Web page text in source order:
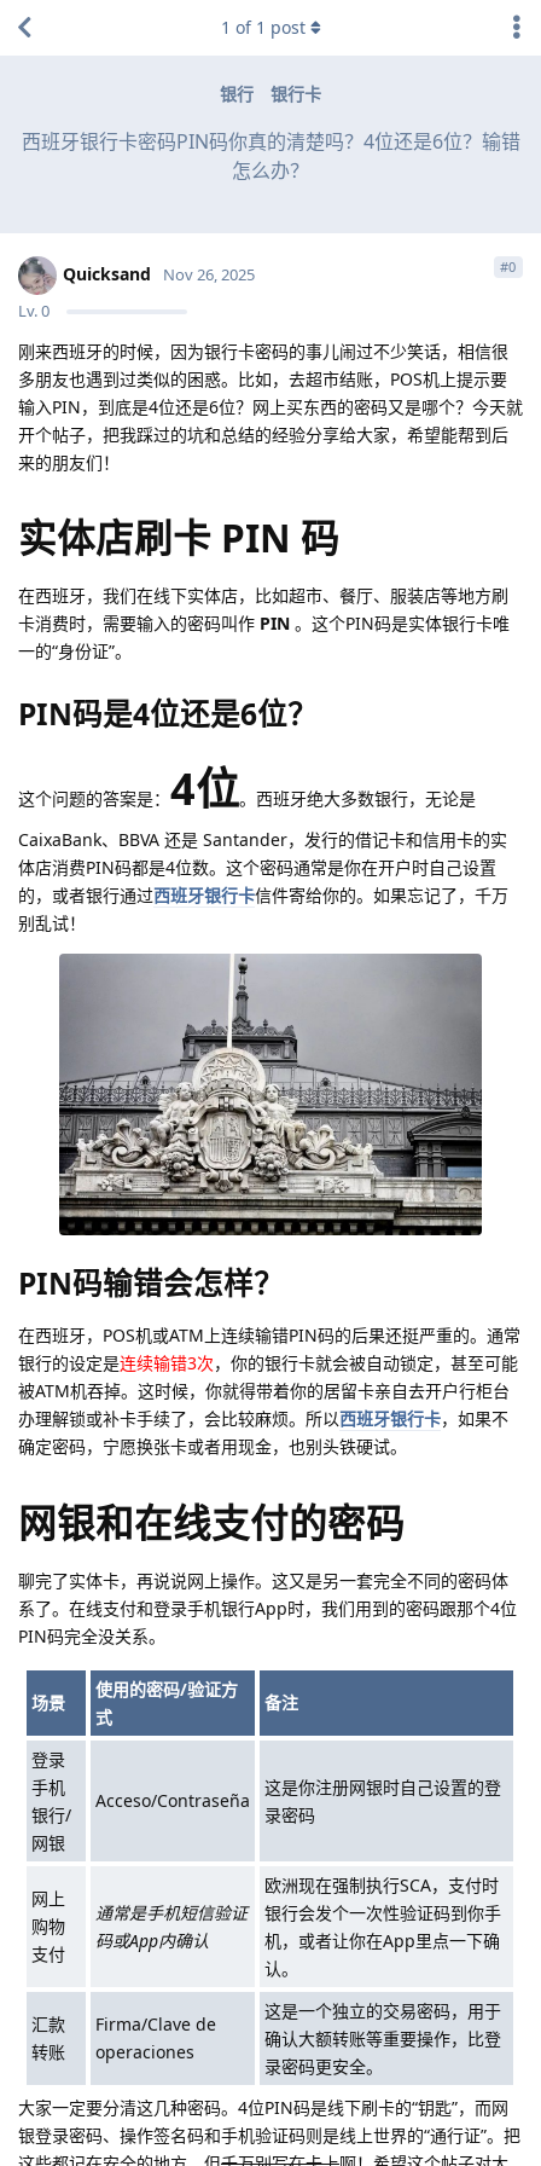
银行 银行卡
西班牙银行卡密码PIN码你真的清楚吗？4位还是6位？输错
怎么办？
1 of 1 post
Quicksand
Lv.0
Nov 26, 2025 #0
刚来西班牙的时候，因为银行卡密码的事儿闹过不少笑话，相信很
多朋友也遇到过类似的困惑。比如，去超市结账，POS机上提示要
输入PIN，到底是4位还是6位？网上买东西的密码又是哪个？今天就
开个帖子，把我踩过的坑和总结的经验分享给大家，希望能帮到后
来的朋友们！
实体店刷卡 PIN 码
在西班牙，我们在线下实体店，比如超市、餐厅、服装店等地方刷
卡消费时，需要输入的密码叫作 PIN 。这个PIN码是实体银行卡唯
一的“身份证”。
PIN码是4位还是6位？
这个问题的答案是： 4位。西班牙绝大多数银行，无论是
CaixaBank、BBVA 还是 Santander，发行的借记卡和信用卡的实
体店消费PIN码都是4位数。这个密码通常是你在开户时自己设置
的，或者银行通过西班牙银行卡信件寄给你的。如果忘记了，千万
别乱试！
PIN码输错会怎样？
在西班牙，POS机或ATM上连续输错PIN码的后果还挺严重的。通常
银行的设定是连续输错3次，你的银行卡就会被自动锁定，甚至可能
被ATM机吞掉。这时候，你就得带着你的居留卡亲自去开户行柜台
办理解锁或补卡手续了，会比较麻烦。所以西班牙银行卡，如果不
确定密码，宁愿换张卡或者用现金，也别头铁硬试。
网银和在线支付的密码
聊完了实体卡，再说说网上操作。这又是另一套完全不同的密码体
系了。在线支付和登录手机银行App时，我们用到的密码跟那个4位
PIN码完全没关系。
场景
使用的密码/验证方
式
备注
登录
手机
银行/
网银
Acceso/Contraseña
这是你注册网银时自己设置的登
录密码
网上
购物
支付
通常是手机短信验证
码或App内确认
欧洲现在强制执行SCA，支付时
银行会发个一次性验证码到你手
机，或者让你在App里点一下确
认。
汇款
转账
Firma/Clave de
operaciones
这是一个独立的交易密码，用于
确认大额转账等重要操作，比登
录密码更安全。
大家一定要分清这几种密码。4位PIN码是线下刷卡的“钥匙”，而网
银登录密码、操作签名码和手机验证码则是线上世界的“通行证”。把